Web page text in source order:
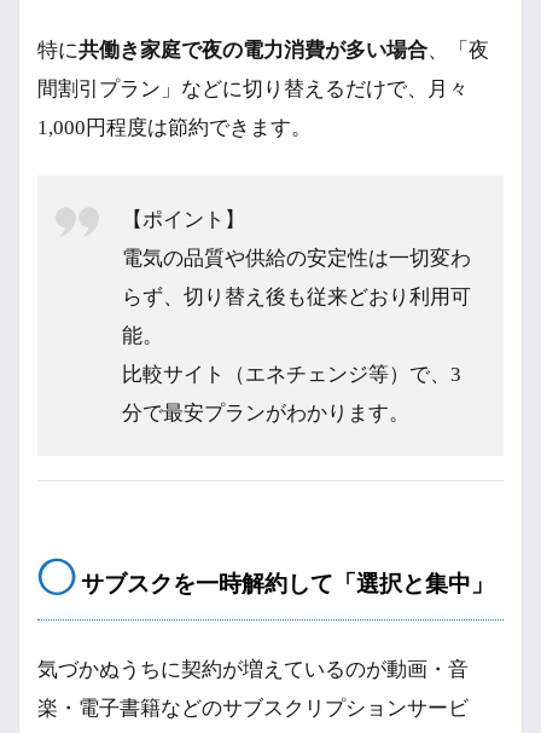
特に共働き家庭で夜の電力消費が多い場合、「夜
間割引プラン」などに切り替えるだけで、月々
1,000円程度は節約できます。
【ポイント】
電気の品質や供給の安定性は一切変わ
らず、切り替え後も従来どおり利用可
能。
比較サイト（エネチェンジ等）で、3
分で最安プランがわかります。
◯サブスクを一時解約して「選択と集中」
気づかぬうちに契約が増えているのが動画・音
楽・電子書籍などのサブスクリプションサービ